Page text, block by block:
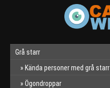
Grå starr
Kända personer med grå starr
Ögondroppar